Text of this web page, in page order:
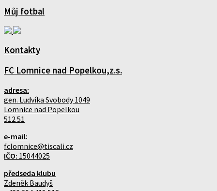
Můj fotbal
Kontakty
FC Lomnice nad Popelkou,z.s.
adresa:
gen. Ludvíka Svobody 1049
Lomnice nad Popelkou
512 51
e-mail:
fclomnice@tiscali.cz
IČO: 15044025
předseda klubu
Zdeněk Baudyš